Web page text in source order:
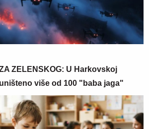
ZELENSKOG: U Harkovskoj
više od 100 "baba jaga"